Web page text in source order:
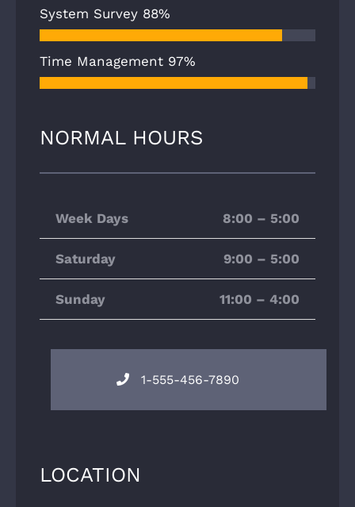
System Survey 88%
Time Management 97%
NORMAL HOURS
Week Days 8:00 – 5:00
Saturday 9:00 – 5:00
Sunday 11:00 – 4:00
1-555-456-7890
LOCATION